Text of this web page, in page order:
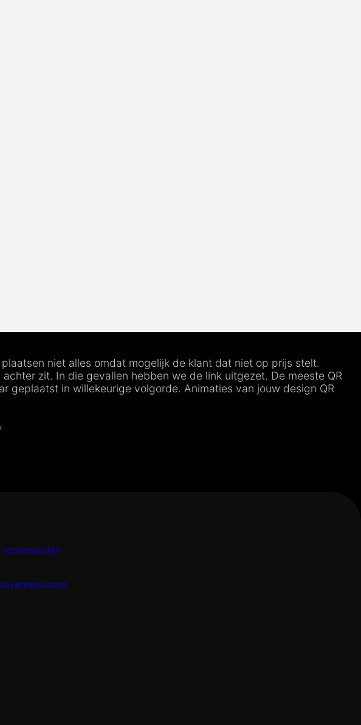
niet alles omdat mogelijk de klant dat niet op prijs stelt.
zit. In die gevallen hebben we de link uitgezet. De meeste QR
geplaatst in willekeurige volgorde. Animaties van jouw design QR